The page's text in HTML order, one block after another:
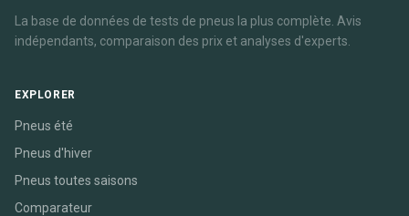
La base de données de tests de pneus la plus complète. Avis
indépendants, comparaison des prix et analyses d'experts.
EXPLORER
Pneus été
Pneus d'hiver
Pneus toutes saisons
Comparateur